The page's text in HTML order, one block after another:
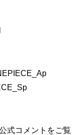
式コメントをご覧